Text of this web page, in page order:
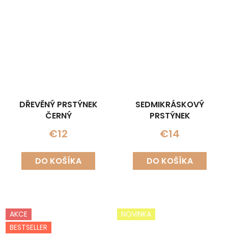
DŘEVĚNÝ PRSTÝNEK
ČERNÝ
€12
DO KOŠÍKA
SEDMIKRÁSKOVÝ
PRSTÝNEK
€14
DO KOŠÍKA
AKCE
BESTSELLER
NOVINKA